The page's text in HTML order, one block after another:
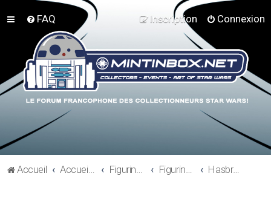
FAQ Connexion
Inscription
Accueil Accueil du forum Figurines 3"3/4, Playsets, Vaisseaux,… Figurines Actuelles Hasbro 2010 - Clone Wars - Saga Legends